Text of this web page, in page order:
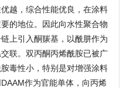
越，综合性能优良，在涂料
的地位。因此向水性聚合物
上引入酮羰基，以酰肼作为
联。双丙酮丙烯酰胺已被广
毒性小，特别是对增强涂料
作为官能单体，向丙烯